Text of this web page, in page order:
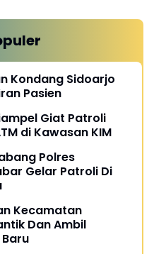
Kondang Sidoarjo
Pasien
Giat Patroli
di Kawasan KIM
Polres
Gelar Patroli Di
Kecamatan
Dan Ambil